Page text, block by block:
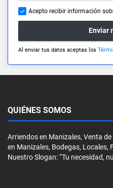
Acepto recibir información
Enviar
Al enviar tus datos aceptas los
QUIÉNES SOMOS
Arriendos en Manizales, Venta
en Manizales, Bodegas, Locales,
Nuestro Slogan: “Tu necesidad,